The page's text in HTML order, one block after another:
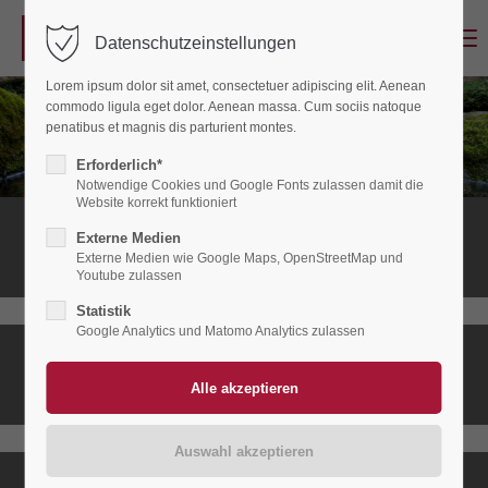
Login
Benutzername
Passwort
Anmelden
Register|Lost your password?
Support
Lorem ipsum dolor sit amet:
Stationäres
Hospiz
Ambulanter
Datenschutzeinstellungen
Lorem ipsum dolor sit amet, consectetuer adipiscing elit. Aenean
commodo ligula eget dolor. Aenean massa. Cum sociis natoque
penatibus et magnis dis parturient montes.
Erforderlich*
Notwendige Cookies und Google Fonts zulassen damit die
Website korrekt funktioniert
Externe Medien
Externe Medien wie Google Maps, OpenStreetMap und
Youtube zulassen
Statistik
Google Analytics und Matomo Analytics zulassen